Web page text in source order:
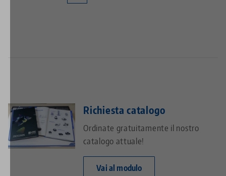
Richiesta catalogo
Ordinate gratuitamente il nostro
catalogo attuale!
Vai al modulo